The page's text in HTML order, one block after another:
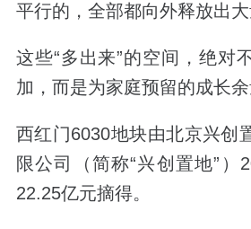
平行的，全部都向外释放出大
这些“多出来”的空间，绝对
加，而是为家庭预留的成长余
西红门6030地块由北京兴创
限公司（简称“兴创置地”）
22.25亿元摘得。